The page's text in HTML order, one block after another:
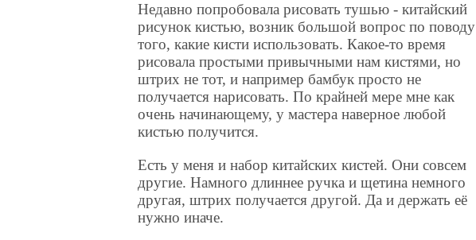
Недавно попробовала рисовать тушью - китайский
рисунок кистью, возник большой вопрос по поводу
того, какие кисти использовать. Какое-то время
рисовала простыми привычными нам кистями, но
штрих не тот, и например бамбук просто не
получается нарисовать. По крайней мере мне как
очень начинающему, у мастера наверное любой
кистью получится.
Есть у меня и набор китайских кистей. Они совсем
другие. Намного длиннее ручка и щетина немного
другая, штрих получается другой. Да и держать её
нужно иначе.